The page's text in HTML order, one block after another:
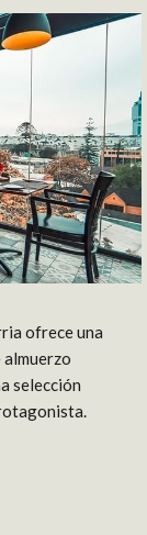
ofrece una
almuerzo
selección